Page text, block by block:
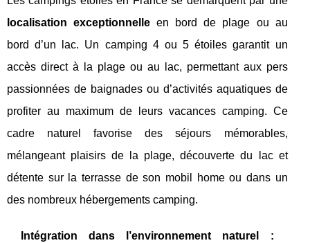
localisation exceptionnelle en bord de plage ou au
bord d’un lac. Un camping 4 ou 5 étoiles garantit un
accès direct à la plage ou au lac, permettant aux pers
passionnées de baignades ou d’activités aquatiques de
profiter au maximum de leurs vacances camping. Ce
cadre naturel favorise des séjours mémorables,
mélangeant plaisirs de la plage, découverte du lac et
détente sur la terrasse de son mobil home ou dans un
des nombreux hébergements camping.
Intégration dans l’environnement naturel :